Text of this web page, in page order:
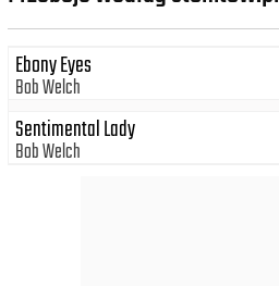
Ebony Eyes
Bob Welch
Sentimental Lady
Bob Welch